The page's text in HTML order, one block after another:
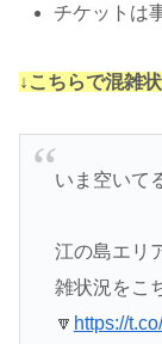
チケットは
↓こちらで混雑
いま空いて
江の島エリ
雑状況をこ
🔽 https://